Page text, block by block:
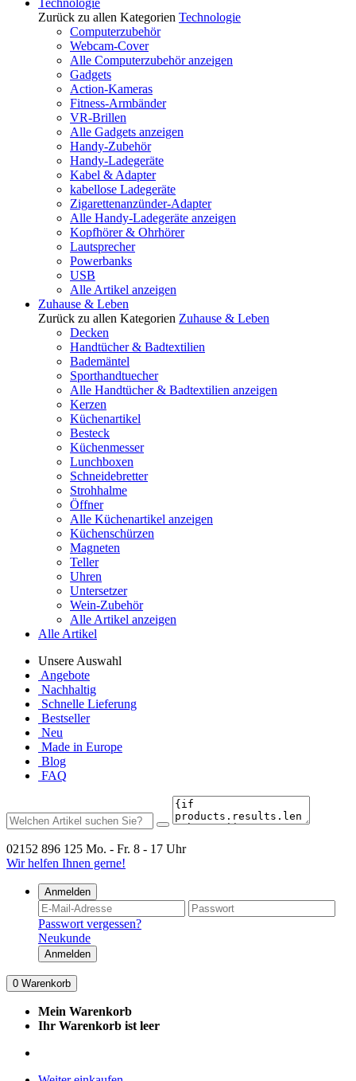
Technologie
Zurück zu allen Kategorien Technologie
Computerzubehör
Webcam-Cover
Alle Computerzubehör anzeigen
Gadgets
Action-Kameras
Fitness-Armbänder
VR-Brillen
Alle Gadgets anzeigen
Handy-Zubehör
Handy-Ladegeräte
Kabel & Adapter
kabellose Ladegeräte
Zigarettenanzünder-Adapter
Alle Handy-Ladegeräte anzeigen
Kopfhörer & Ohrhörer
Lautsprecher
Powerbanks
USB
Alle Artikel anzeigen
Zuhause & Leben
Zurück zu allen Kategorien Zuhause & Leben
Decken
Handtücher & Badtextilien
Bademäntel
Sporthandtuecher
Alle Handtücher & Badtextilien anzeigen
Kerzen
Küchenartikel
Besteck
Küchenmesser
Lunchboxen
Schneidebretter
Strohhalme
Öffner
Alle Küchenartikel anzeigen
Küchenschürzen
Magneten
Teller
Uhren
Untersetzer
Wein-Zubehör
Alle Artikel anzeigen
Alle Artikel
Unsere Auswahl
Angebote
Nachhaltig
Schnelle Lieferung
Bestseller
Neu
Made in Europe
Blog
FAQ
02152 896 125 Mo. - Fr. 8 - 17 Uhr
Wir helfen Ihnen gerne!
Anmelden
Passwort vergessen?
Neukunde
Anmelden
0 Warenkorb
Mein Warenkorb
Ihr Warenkorb ist leer